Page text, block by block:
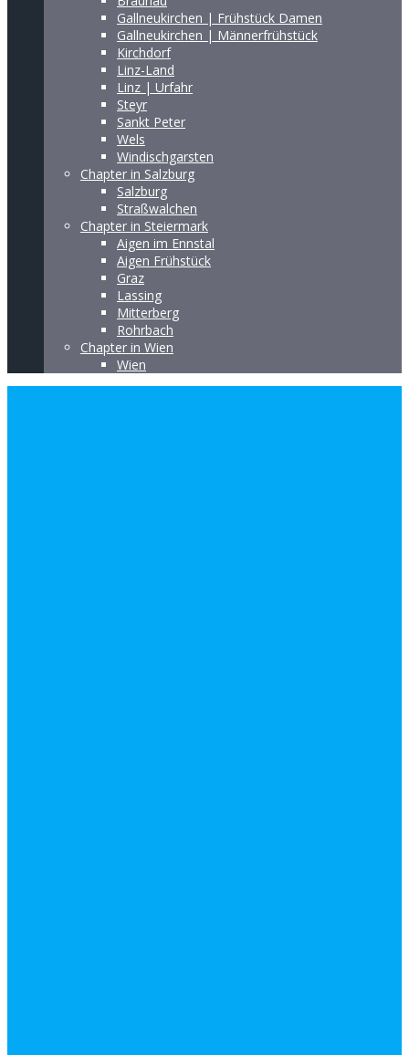
Gallneukirchen | Frühstück Damen
Gallneukirchen | Männerfrühstück
Kirchdorf
Linz-Land
Linz | Urfahr
Steyr
Sankt Peter
Wels
Windischgarsten
Chapter in Salzburg
Salzburg
Straßwalchen
Chapter in Steiermark
Aigen im Ennstal
Aigen Frühstück
Graz
Lassing
Mitterberg
Rohrbach
Chapter in Wien
Wien